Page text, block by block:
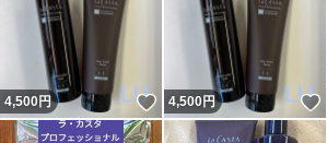
4,500円 いいね！
4,500円